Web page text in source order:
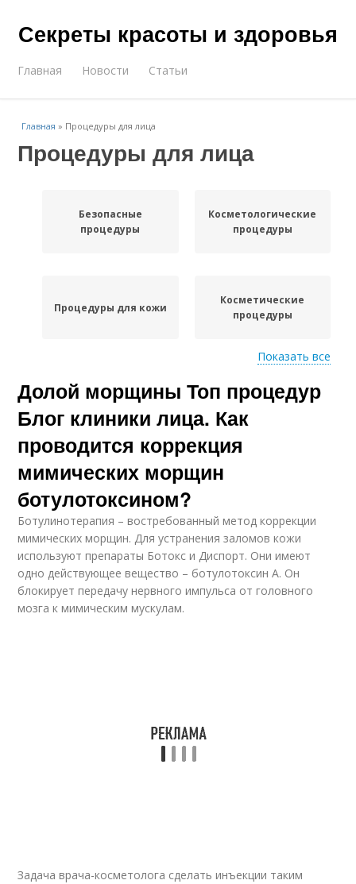
Секреты красоты и здоровья
Главная Новости Статьи
Главная » Процедуры для лица
Процедуры для лица
Безопасные
процедуры
Косметологические
процедуры
Процедуры для кожи
Косметические
процедуры
Аппаратные
процедуры
Действенные
процедуры
эффективного
омоложения
Салонные процедуры
Процедуры для
возраста
Показать все
Долой морщины Топ процедур
Блог клиники лица. Как
проводится коррекция
мимических морщин
ботулотоксином?
Ботулинотерапия – востребованный метод коррекции
мимических морщин. Для устранения заломов кожи
используют препараты Ботокс и Диспорт. Они имеют
одно действующее вещество – ботулотоксин А. Он
блокирует передачу нервного импульса от головного
мозга к мимическим мускулам.
Задача врача-косметолога сделать инъекции таким